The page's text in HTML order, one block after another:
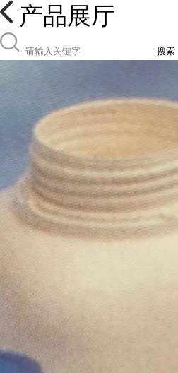
产品展厅
搜索